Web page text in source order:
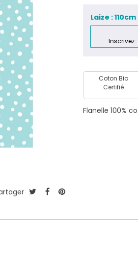
Laize : 110cm
Coton Bio
Certifié
Flanelle 100%